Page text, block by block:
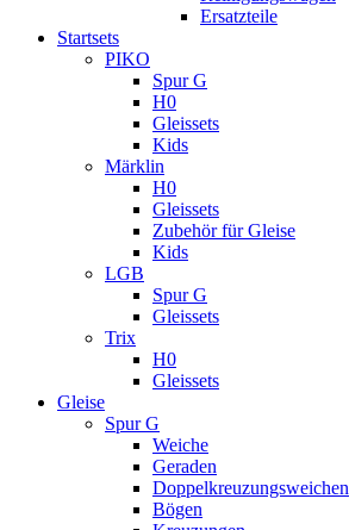
Ersatzteile
Startsets
PIKO
Spur G
H0
Gleissets
Kids
Märklin
H0
Gleissets
Zubehör für Gleise
Kids
LGB
Spur G
Gleissets
Trix
H0
Gleissets
Gleise
Spur G
Weiche
Geraden
Doppelkreuzungsweichen
Bögen